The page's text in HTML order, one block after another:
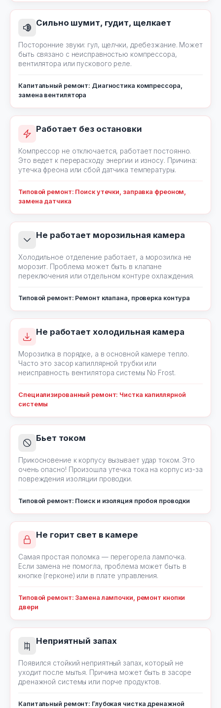
Сильно шумит, гудит, щелкает
Посторонние звуки: гул, щелчки, дребезжание. Может
быть связано с неисправностью компрессора,
вентилятора или пускового реле.
Капитальный ремонт: Диагностика компрессора,
замена вентилятора
Работает без остановки
Компрессор не отключается, работает постоянно.
Это ведет к перерасходу энергии и износу. Причина:
утечка фреона или сбой датчика температуры.
Типовой ремонт: Поиск утечки, заправка фреоном,
замена датчика
Не работает морозильная камера
Холодильное отделение работает, а морозилка не
морозит. Проблема может быть в клапане
переключения или отдельном контуре охлаждения.
Типовой ремонт: Ремонт клапана, проверка контура
Не работает холодильная камера
Морозилка в порядке, а в основной камере тепло.
Часто это засор капиллярной трубки или
неисправность вентилятора системы No Frost.
Специализированный ремонт: Чистка капиллярной
системы
Бьет током
Прикосновение к корпусу вызывает удар током. Это
очень опасно! Произошла утечка тока на корпус из-за
повреждения изоляции проводки.
Типовой ремонт: Поиск и изоляция пробоя проводки
Не горит свет в камере
Самая простая поломка — перегорела лампочка.
Если замена не помогла, проблема может быть в
кнопке (герконе) или в плате управления.
Типовой ремонт: Замена лампочки, ремонт кнопки
двери
Неприятный запах
Появился стойкий неприятный запах, который не
уходит после мытья. Причина может быть в засоре
дренажной системы или порче продуктов.
Капитальный ремонт: Глубокая чистка дренажной